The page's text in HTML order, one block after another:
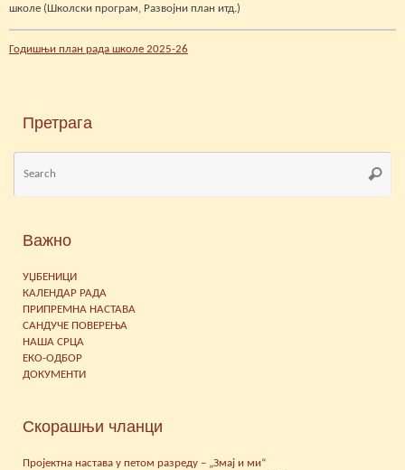
школе (Школски програм, Развојни план итд.)
Годишњи план рада школе 2025-26
Претрага
Важно
УЏБЕНИЦИ
КАЛЕНДАР РАДА
ПРИПРЕМНА НАСТАВА
САНДУЧЕ ПОВЕРЕЊА
НАША СРЦА
ЕКО-ОДБОР
ДОКУМЕНТИ
Скорашњи чланци
Пројектна настава у петом разреду – „Змај и ми“